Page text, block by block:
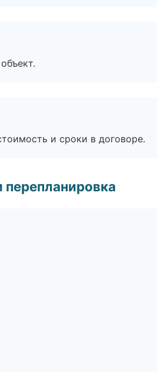
и сроки в договоре.